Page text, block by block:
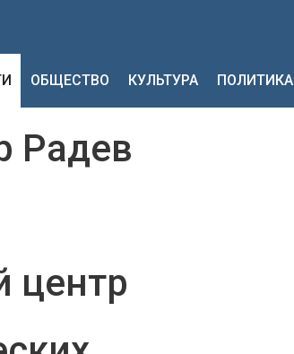
ОБЩЕСТВО КУЛЬТУРА ПОЛИТИКА
Радев
центр